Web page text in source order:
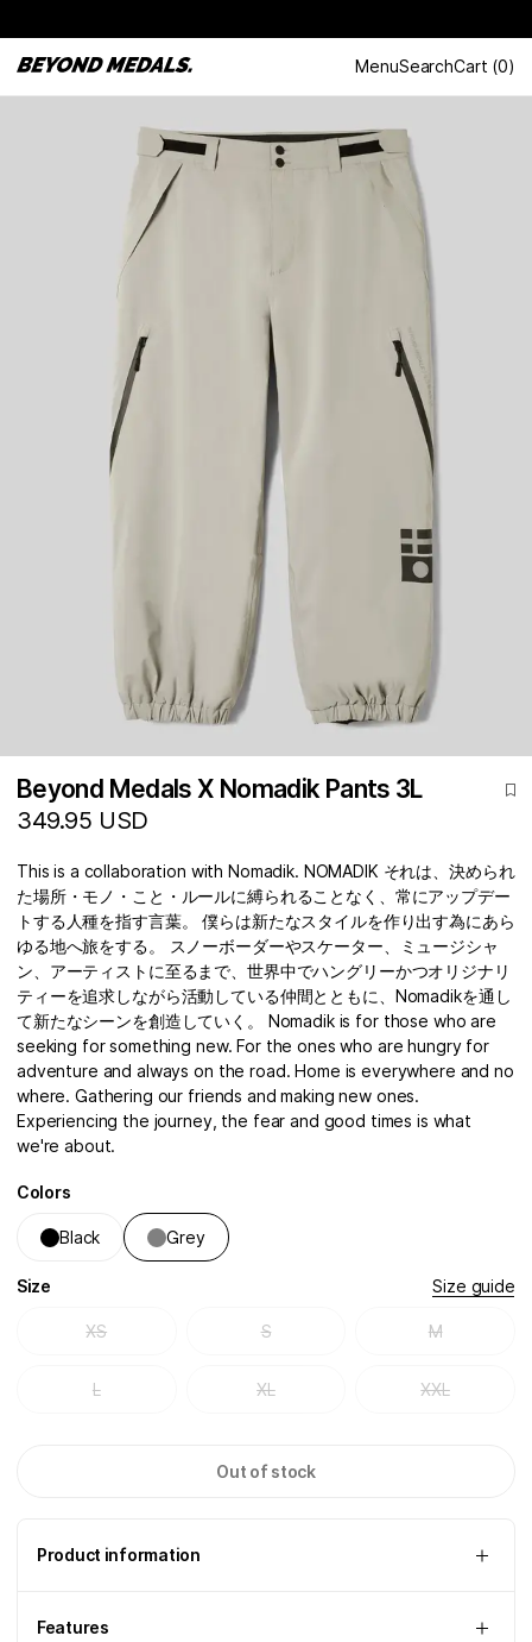
MenuSearchCart (0)
Beyond Medals X Nomadik Pants 3L
349.95 USD
This is a collaboration with Nomadik. NOMADIK それは、決められ
た場所・モノ・こと・ルールに縛られることなく、常にアップデー
トする人種を指す言葉。 僕らは新たなスタイルを作り出す為にあら
ゆる地へ旅をする。 スノーボーダーやスケーター、ミュージシャ
ン、アーティストに至るまで、世界中でハングリーかつオリジナリ
ティーを追求しながら活動している仲間とともに、Nomadikを通し
て新たなシーンを創造していく。 Nomadik is for those who are
seeking for something new. For the ones who are hungry for
adventure and always on the road. Home is everywhere and no
where. Gathering our friends and making new ones.
Experiencing the journey, the fear and good times is what
we're about.
Colors
Black Grey
Size Size guide
XS S M
L XL XXL
Out of stock
Product information
Features